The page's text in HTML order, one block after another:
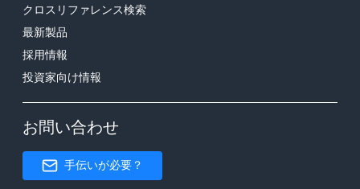
クロスリファレンス検索
最新製品
採用情報
投資家向け情報
お問い合わせ
手伝いが必要？